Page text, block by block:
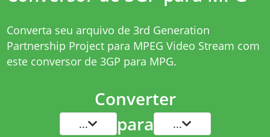
Converta seu arquivo de 3rd Generation
Partnership Project para MPEG Video Stream com
este conversor de 3GP para MPG.
Converter
... para ...